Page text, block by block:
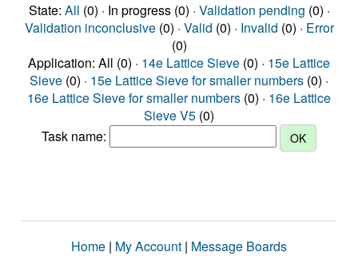
State: All (0) · In progress (0) · Validation pending (0) ·
Validation inconclusive(0) · Valid (0) · Invalid (0) · Error
(0)
Application: All (0) · 14e Lattice Sieve (0) · 15e Lattice
Sieve (0) · 15e Lattice Sieve for smaller numbers (0) ·
16e Lattice Sieve for smaller numbers (0) · 16e Lattice
Sieve V5 (0)
Task name:
Home | My Account | Message Boards